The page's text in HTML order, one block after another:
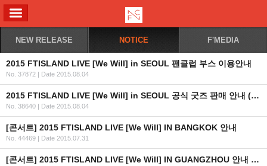
NEW RELEASE NOTICE F'MEDIA
2015 FTISLAND LIVE [We Will] in SEOUL 팬클럽 부스 이용안내
No. 37872 | Date 2015.08.04
2015 FTISLAND LIVE [We Will] in SEOUL 공식 굿즈 판매 안내 (KR/EN/JP)
No. 38640 | Date 2015.08.04
[콘서트] 2015 FTISLAND LIVE [We Will] IN BANGKOK 안내
No. 44469 | Date 2015.07.31
[콘서트] 2015 FTISLAND LIVE [We Will] IN GUANGZHOU 안내 (+티켓 오픈일자 추가)